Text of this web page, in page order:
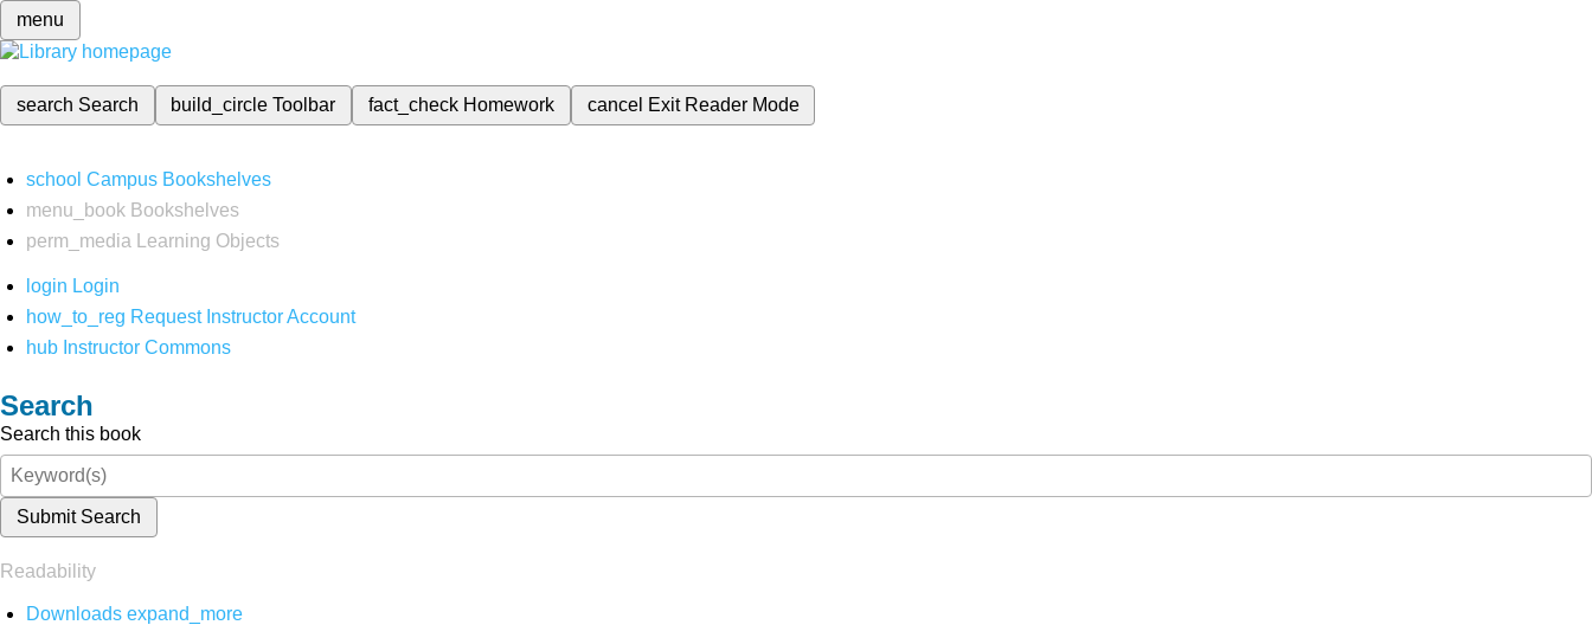
menu
search Search build_circleToolbar fact_check Homework cancel Exit Reader Mode
school Campus Bookshelves
menu_book Bookshelves
perm_media
Learning Objects
login Login
how_to_reg Request Instructor Account
hub Instructor Commons
Search
Search this book
Submit Search
Readability
Downloads expand_more